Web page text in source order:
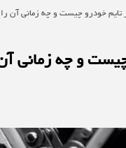
تایم خودرو چیست و چه زمانی آن
و چه زمانی